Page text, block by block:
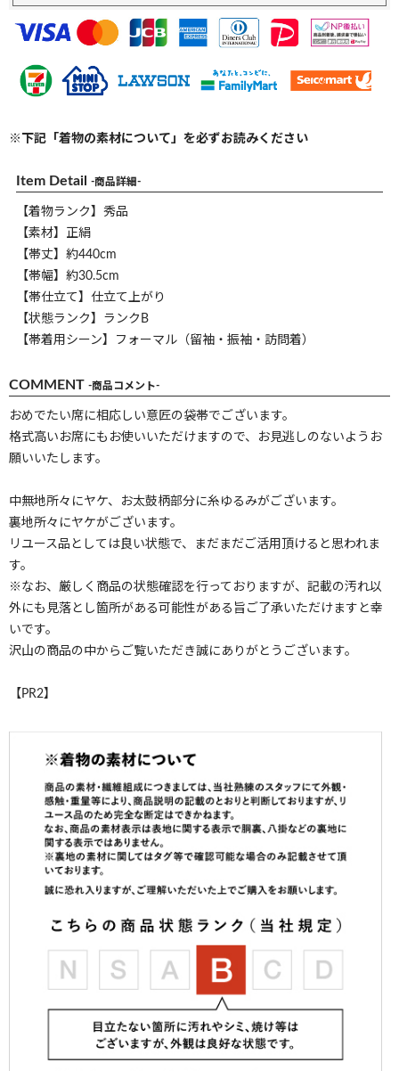
※下記「着物の素材について」を必ずお読みください
Item Detail -商品詳細-
【着物ランク】秀品
【素材】正絹
【帯丈】約440cm
【帯幅】約30.5cm
【帯仕立て】仕立て上がり
【状態ランク】ランクB
【帯着用シーン】フォーマル（留袖・振袖・訪問着）
COMMENT -商品コメント-
おめでたい席に相応しい意匠の袋帯でございます。
格式高いお席にもお使いいただけますので、お見逃しのないようお
願いいたします。
中無地所々にヤケ、お太鼓柄部分に糸ゆるみがございます。
裏地所々にヤケがございます。
リユース品としては良い状態で、まだまだご活用頂けると思われま
す。
※なお、厳しく商品の状態確認を行っておりますが、記載の汚れ以
外にも見落とし箇所がある可能性がある旨ご了承いただけますと幸
いです。
沢山の商品の中からご覧いただき誠にありがとうございます。
【PR2】